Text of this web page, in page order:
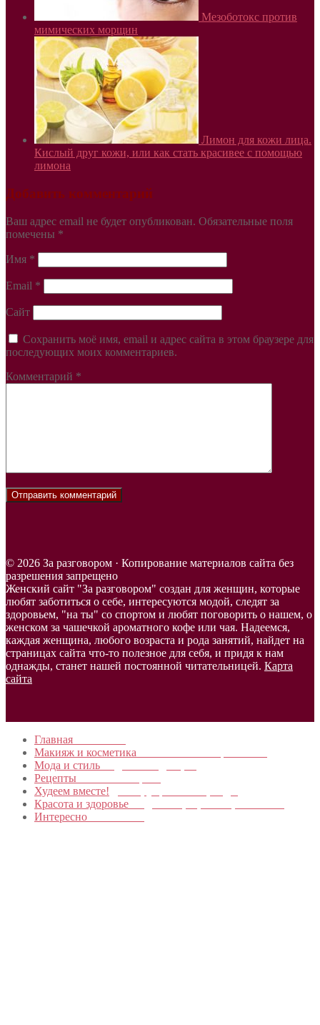
Мезоботокс против
мимических морщин
Лимон для кожи лица.
Кислый друг кожи, или как стать красивее с помощью
лимона
Добавить комментарий
Ваш адрес email не будет опубликован. Обязательные поля
помечены *
Имя *
Email *
Сайт
Сохранить моё имя, email и адрес сайта в этом браузере для
последующих моих комментариев.
Комментарий *
© 2026 За разговором · Копирование материалов сайта без
разрешения запрещено
Женский сайт "За разговором" создан для женщин, которые
любят заботиться о себе, интересуются модой, следят за
здоровьем, "на ты" со спортом и любят поговорить о нашем, о
женском за чашечкой ароматного кофе или чая. Надеемся,
каждая женщина, любого возраста и рода занятий, найдет на
страницах сайта что-то полезное для себя, и придя к нам
однажды, станет нашей постоянной читательницей. Карта
сайта
Главная
Макияж и косметика
Мода и стиль
Рецепты
Худеем вместе!
Красота и здоровье
Интересно